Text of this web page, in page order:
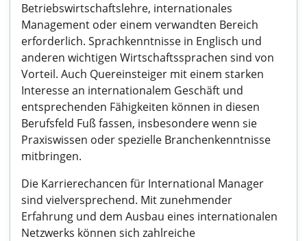
Betriebswirtschaftslehre, internationales
Management oder einem verwandten Bereich
erforderlich. Sprachkenntnisse in Englisch und
anderen wichtigen Wirtschaftssprachen sind von
Vorteil. Auch Quereinsteiger mit einem starken
Interesse an internationalem Geschäft und
entsprechenden Fähigkeiten können in diesen
Berufsfeld Fuß fassen, insbesondere wenn sie
Praxiswissen oder spezielle Branchenkenntnisse
mitbringen.
Die Karrierechancen für International Manager
sind vielversprechend. Mit zunehmender
Erfahrung und dem Ausbau eines internationalen
Netzwerks können sich zahlreiche